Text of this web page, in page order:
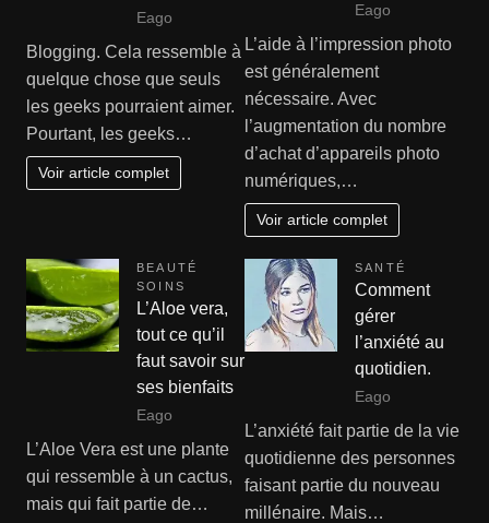
Eago
Blogging. Cela ressemble à
quelque chose que seuls
les geeks pourraient aimer.
Pourtant, les geeks…
Voir article complet
Eago
L’aide à l’impression photo
est généralement
nécessaire. Avec
l’augmentation du nombre
d’achat d’appareils photo
numériques,…
Voir article complet
BEAUTÉ
SOINS
L’Aloe vera,
tout ce qu’il
faut savoir sur
ses bienfaits
Eago
L’Aloe Vera est une plante
qui ressemble à un cactus,
mais qui fait partie de…
SANTÉ
Comment
gérer
l’anxiété au
quotidien.
Eago
L’anxiété fait partie de la vie
quotidienne des personnes
faisant partie du nouveau
millénaire. Mais…